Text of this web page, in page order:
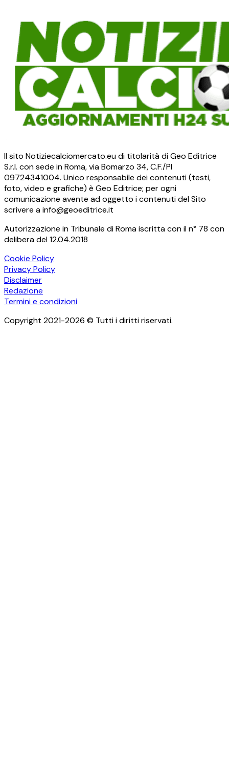
Il sito Notiziecalciomercato.eu di titolarità di Geo Editrice
S.r.l. con sede in Roma, via Bomarzo 34, C.F./PI
09724341004. Unico responsabile dei contenuti (testi,
foto, video e grafiche) è Geo Editrice; per ogni
comunicazione avente ad oggetto i contenuti del Sito
scrivere a info@geoeditrice.it
Autorizzazione in Tribunale di Roma iscritta con il n° 78 con
delibera del 12.04.2018
Cookie Policy
Privacy Policy
Disclaimer
Redazione
Termini e condizioni
Copyright 2021-2026 © Tutti i diritti riservati.